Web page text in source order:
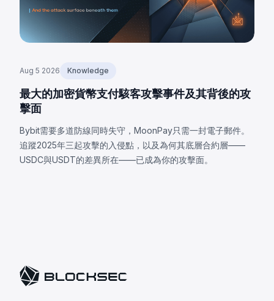
Aug 5 2026 Knowledge
最大的加密貨幣支付駭客攻擊事件及其背後的攻
擊面
Bybit需要多道防線同時失守，MoonPay只需一封電子郵件。
追蹤2025年三起攻擊的入侵點，以及為何其底層合約層——
USDC與USDT的差異所在——已成為你的攻擊面。